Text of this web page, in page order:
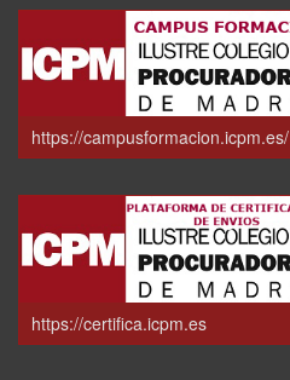
https://campusformacion.icpm.es/
https://certifica.icpm.es